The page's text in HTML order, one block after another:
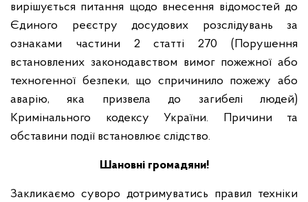
вирішується питання щодо внесення відомостей до
Єдиного реєстру досудових розслідувань за
ознаками частини 2 статті 270 (Порушення
встановлених законодавством вимог пожежної або
техногенної безпеки, що спричинило пожежу або
аварію, яка призвела до загибелі людей)
Кримінального кодексу України.
Причини та
обставини події встановлює слідство.
Шановні громадяни!
Закликаємо суворо дотримуватись правил техніки